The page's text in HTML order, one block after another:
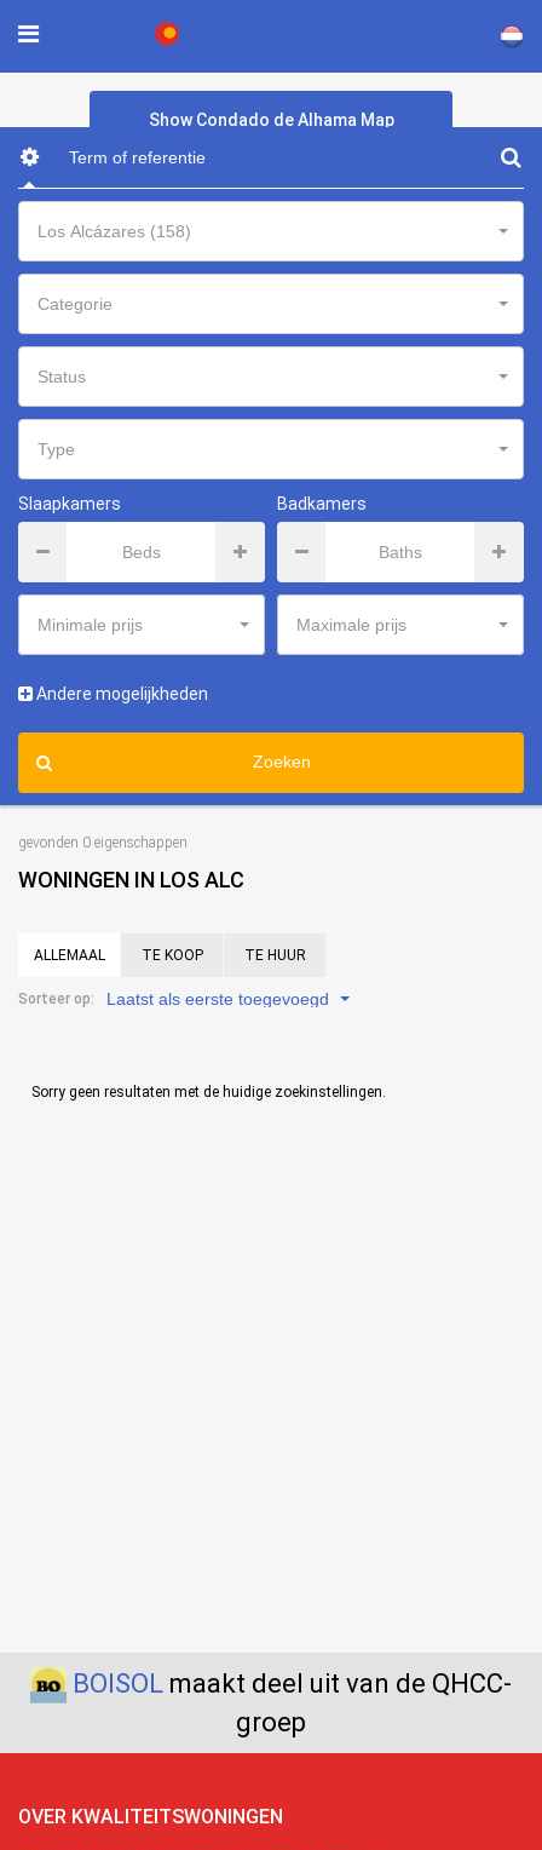
×
Show Condado de Alhama Map
Los Alcázares (158)
Categorie
Status
Type
Slaapkamers Badkamers
Minimale prijs Maximale prijs
Andere mogelijkheden
Zoeken
gevonden 0 eigenschappen
WONINGEN IN LOS ALC
ALLEMAAL TE KOOP TE HUUR
Sorteer op: Laatst als eerste toegevoegd
Sorry geen resultaten met de huidige zoekinstellingen.
BOISOL maakt deel uit van de QHCC-
groep
OVER KWALITEITSWONINGEN